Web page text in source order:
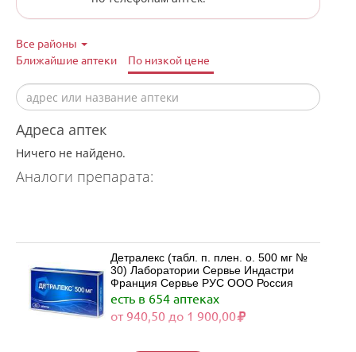
Все районы
Ближайшие аптеки
По низкой цене
Адреса аптек
Ничего не найдено.
Аналоги препарата:
Детралекс (табл. п. плен. о. 500 мг №
30) Лаборатории Сервье Индастри
Франция Сервье РУС ООО Россия
есть в 654 аптеках
от 940,50 до 1 900,00